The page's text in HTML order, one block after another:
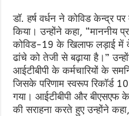
डॉ. हर्ष वर्धन ने कोविड केन्द्र
किया। उन्होंने कहा, “माननीय
कोविड-19 के खिलाफ लड़ाई में
ढांचे को तेजी से बढ़ाया है।”
आईटीबीपी के कर्मचारियों के
जिसके परिणाम स्वरूप रिकॉर्ड
गया। आईटीबीपी और बीएसएफ के
की सराहना करते हुए उन्होंने